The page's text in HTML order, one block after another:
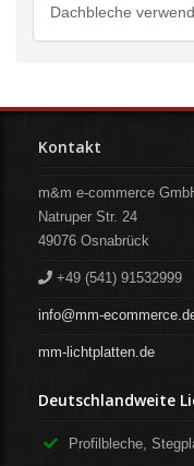
Dachbleche
Kontakt
m&m e-commerce
Natruper Str. 24
49076 Osnabrück
+49 (541) 91532999
info@mm-
mm-lichtplatten.de
Deutschlandweite
Profilbleche,